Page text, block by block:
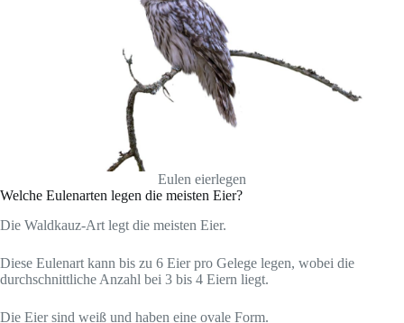
Eulen eierlegen
Welche Eulenarten legen die meisten Eier?
Die Waldkauz-Art legt die meisten Eier.
Diese Eulenart kann bis zu 6 Eier pro Gelege legen, wobei die
durchschnittliche Anzahl bei 3 bis 4 Eiern liegt.
Die Eier sind weiß und haben eine ovale Form.